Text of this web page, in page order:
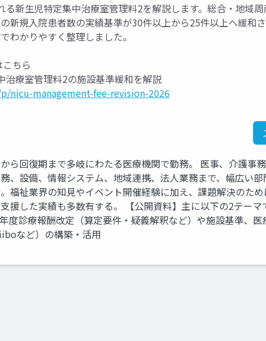
新生児特定集中治療室管理料2を解説します。総合・地域
新規入院患者数の実績基準が30件以上から25件以上へ緩和
わかりやすく整理しました。
ちら
治療室管理料2の施設基準緩和を解説
nicu-management-fee-revision-2026
ら回復期まで多岐にわたる医療機関で勤務。 医事、介護事
、設備、情報システム、地域連携、法人業務まで、幅広い
福祉業界の知見やイベント開催経験に加え、課題解決のた
援した実績も多数有する。 【公開資料】主に以下の2テーマ
度診療報酬改定（算定要件・疑義解釈など）や施設基準、医
など）の構築・活用